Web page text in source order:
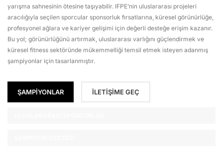
yarışma sahnesinin ötesine taşıyabilir. IFPE’nin uluslararası projeleri
aracılığıyla seçilen sporcular sponsorluk fırsatlarına, küresel görünürlüğe,
profesyonel ağlara ve kariyer gelişimi için değerli desteğe erişim kazanır.
Bu yol; görünürlüğünü artırmak, uluslararası varlığını güçlendirmek ve
küresel fitness sektöründe mükemmelliği temsil etmek isteyen adanmış
şampiyonlar için tasarlanmıştır.
ŞAMPİYONLAR İLETİŞİME GEÇ